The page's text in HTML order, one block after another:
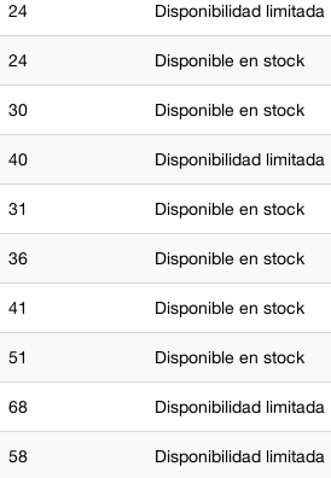
24 Disponibilidad limitada
24 Disponible en stock
30 Disponible en stock
40 Disponibilidad limitada
31 Disponible en stock
36 Disponible en stock
41 Disponible en stock
51 Disponible en stock
68 Disponibilidad limitada
58 Disponibilidad limitada